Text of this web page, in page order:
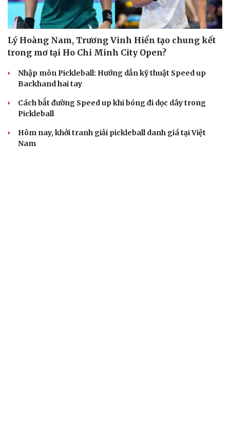
Lý Hoàng Nam, Trương Vinh Hiển tạo chung kết
trong mơ tại Ho Chi Minh City Open?
Nhập môn Pickleball: Hướng dẫn kỹ thuật Speed up
Backhand hai tay
Cách bắt đường Speed up khi bóng đi dọc dây trong
Pickleball
Hôm nay, khởi tranh giải pickleball danh giá tại Việt
Nam